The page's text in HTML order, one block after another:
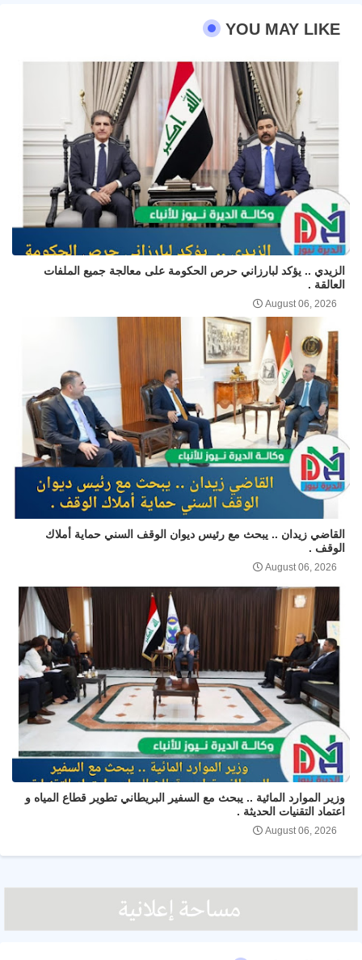
YOU MAY LIKE
الزيدي .. يؤكد لبارزاني حرص الحكومة على معالجة جميع الملفات
العالقة .
August 06, 2026
القاضي زيدان .. يبحث مع رئيس ديوان الوقف السني حماية أملاك
الوقف .
August 06, 2026
وزير الموارد المائية .. يبحث مع السفير البريطاني تطوير قطاع المياه و
اعتماد التقنيات الحديثة .
August 06, 2026